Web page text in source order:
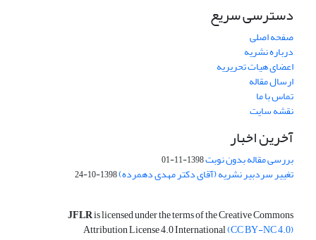
دسترسی سریع
صفحه اصلی
درباره نشریه
اعضای هیات تحریریه
ارسال مقاله
تماس با ما
نقشه سایت
آخرین اخبار
بررسی مقاله بدون نوبت1398-11-01
تغییر سردبیر نشریه (آقای دکتر مهدی دهمرده)1398-10-24
JFLRis licensed under the terms of the Creative Commons
Attribution License 4.0 International(CC BY-NC 4.0)